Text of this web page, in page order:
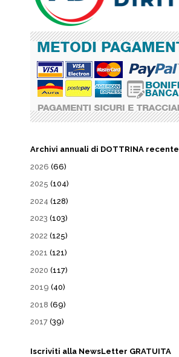
Archivi annuali di DOTTRINA recente
2026 (66)
2025 (104)
2024 (128)
2023 (103)
2022 (125)
2021 (121)
2020 (117)
2019 (40)
2018 (69)
2017 (39)
Iscriviti alla NewsLetter GRATUITA